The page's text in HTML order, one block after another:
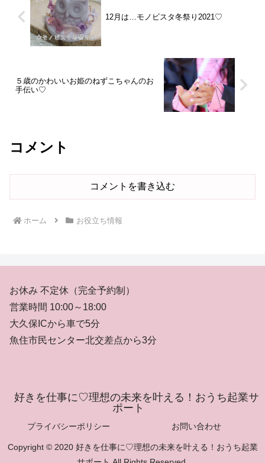
12月は…モノビスタ冬祭り2021♡
５歳のかわいいお姫のねずこちゃんのお
手伝い♡
コメント
コメントを書き込む
ホーム お役立ち情報
お休み 不定休（完全予約制）
営業時間 10:00～18:00
大久保ICから車で5分
魚住市民センター北交差点から3分
好きを仕事に♡理想の未来を叶える！おうち起業サ
ポート
プライバシーポリシー お問い合わせ
Copyright © 2020 好きを仕事に♡理想の未来を叶える！おうち起業